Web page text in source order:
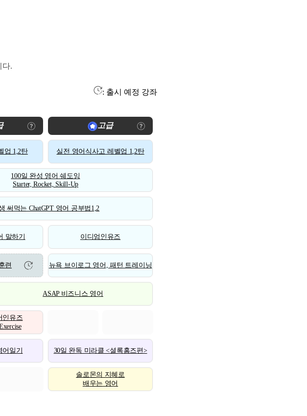
다.
: 출시 예정 강좌
고급
업 1,2탄 실전 영어식사고 레벨업 1,2탄
100일 완성 영어 쉐도잉
Starter, Rocket, Skill-Up
써먹는 ChatGPT 영어 공부법1,2
말하기 이디엄인유즈
련 뉴욕 브이로그 영어, 패턴 트레이닝
ASAP 비즈니스 영어
인유즈
일기 30일 완독 미라클 <셜록홈즈편>
솔로몬의 지혜로
배우는 영어